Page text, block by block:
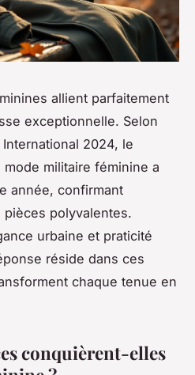
allient parfaitement
exceptionnelle. Selon
2024, le
militaire féminine a
année, confirmant
polyvalentes.
urbaine et praticité
réside dans ces
chaque tenue en
conquièrent-elles